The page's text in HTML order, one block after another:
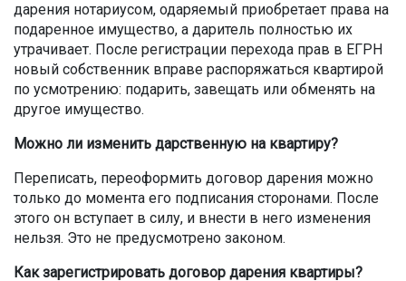
дарения нотариусом, одаряемый приобретает права на
подаренное имущество, а даритель полностью их
утрачивает. После регистрации перехода прав в ЕГРН
новый собственник вправе распоряжаться квартирой
по усмотрению: подарить, завещать или обменять на
другое имущество.
Можно ли изменить дарственную на квартиру?
Переписать, переоформить договор дарения можно
только до момента его подписания сторонами. После
этого он вступает в силу, и внести в него изменения
нельзя. Это не предусмотрено законом.
Как зарегистрировать договор дарения квартиры?